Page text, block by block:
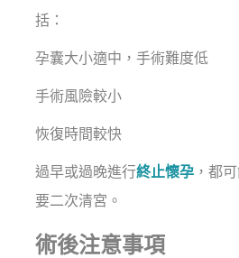
括：
孕囊大小適中，手術難度低
手術風險較小
恢復時間較快
過早或過晚進行終止懷孕 ，都
要二次清宮。
術後注意事項